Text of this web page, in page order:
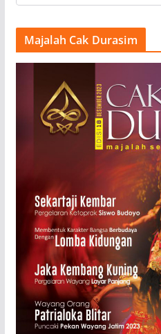
Majalah Cak Durasim